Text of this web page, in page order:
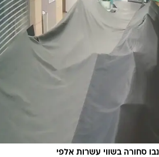
סחורה בשווי עשרות אלפי